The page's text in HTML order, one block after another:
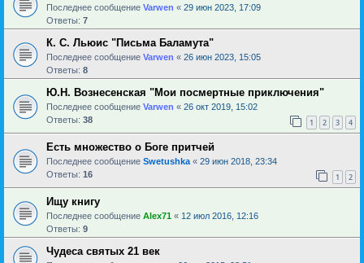
Последнее сообщение Varwen « 29 июн 2023, 17:09
Ответы: 7
К. С. Льюис "Письма Баламута"
Последнее сообщение Varwen « 26 июн 2023, 15:05
Ответы: 8
Ю.Н. Вознесенская "Мои посмертные приключения"
Последнее сообщение Varwen « 26 окт 2019, 15:02
Ответы: 38 1 2 3 4
Есть множество о Боге притчей
Последнее сообщение Swetushka « 29 июн 2018, 23:34
Ответы: 16 1 2
Ищу книгу
Последнее сообщение Alex71 « 12 июл 2016, 12:16
Ответы: 9
Чудеса святых 21 век